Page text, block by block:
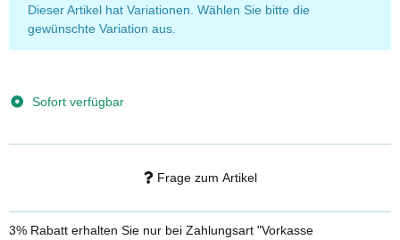
x
Dieser Artikel hat Variationen. Wählen Sie bitte die
gewünschte Variation aus.
Sofort verfügbar
Frage zum Artikel
3% Rabatt erhalten Sie nur bei Zahlungsart "Vorkasse